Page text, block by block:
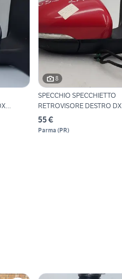
8
SPECCHIO SPECCHIETTO
RETROVISORE DESTRO DX
VOLKSWA
55 €
Parma (PR)